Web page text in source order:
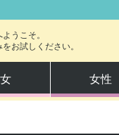
うこそ。
お試しください。
女性